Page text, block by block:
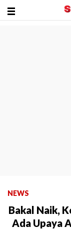
NEWS
Bakal Naik,
Ada Upaya